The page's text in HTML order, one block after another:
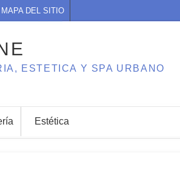
ESTETICA Y SPA URBANO
MAPA DEL SITIO
Estética